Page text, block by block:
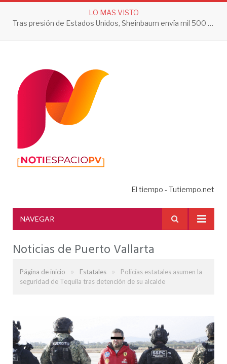
LO MAS VISTO
Tras presión de Estados Unidos, Sheinbaum envía mil 500 soldados a Michoacán
El tiempo - Tutiempo.net
NAVEGAR
Noticias de Puerto Vallarta
Página de inicio » Estatales »
Policías estatales asumen la
seguridad de Tequila tras detención de su alcalde